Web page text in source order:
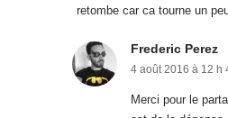
compris Pokemon
Malheureusement
l’argent dans ce
retrouvent sans